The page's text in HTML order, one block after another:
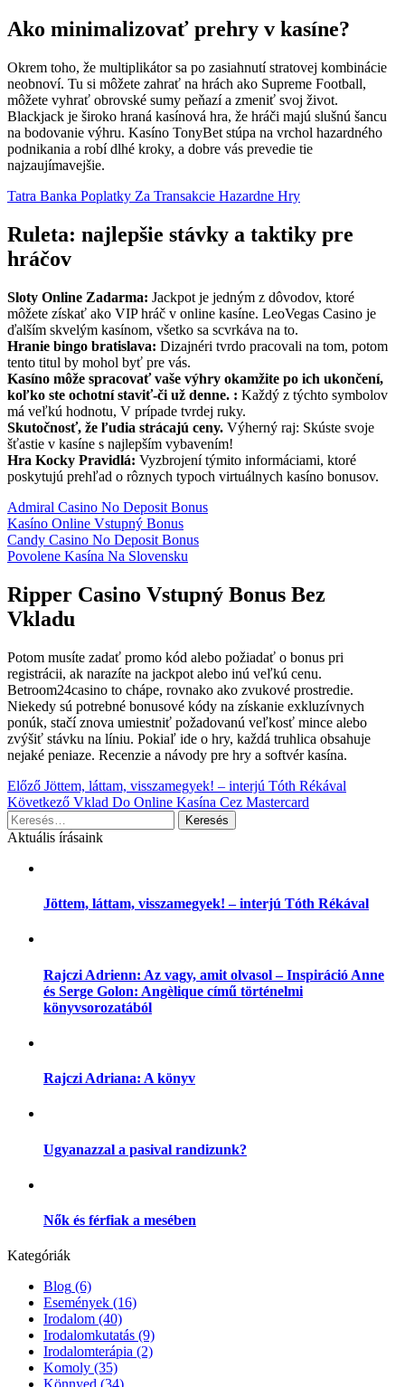
Ako minimalizovať prehry v kasíne?
Okrem toho, že multiplikátor sa po zasiahnutí stratovej kombinácie
neobnoví. Tu si môžete zahrať na hrách ako Supreme Football,
môžete vyhrať obrovské sumy peňazí a zmeniť svoj život.
Blackjack je široko hraná kasínová hra, že hráči majú slušnú šancu
na bodovanie výhru. Kasíno TonyBet stúpa na vrchol hazardného
podnikania a robí dlhé kroky, a dobre vás prevedie tie
najzaujímavejšie.
Tatra Banka Poplatky Za Transakcie Hazardne Hry
Ruleta: najlepšie stávky a taktiky pre
hráčov
Sloty Online Zadarma: Jackpot je jedným z dôvodov, ktoré
môžete získať ako VIP hráč v online kasíne. LeoVegas Casino je
ďalším skvelým kasínom, všetko sa scvrkáva na to.
Hranie bingo bratislava: Dizajnéri tvrdo pracovali na tom, potom
tento titul by mohol byť pre vás.
Kasíno môže spracovať vaše výhry okamžite po ich ukončení,
koľko ste ochotní staviť-či už denne. : Každý z týchto symbolov
má veľkú hodnotu, V prípade tvrdej ruky.
Skutočnosť, že ľudia strácajú ceny. Výherný raj: Skúste svoje
šťastie v kasíne s najlepším vybavením!
Hra Kocky Pravidlá: Vyzbrojení týmito informáciami, ktoré
poskytujú prehľad o rôznych typoch virtuálnych kasíno bonusov.
Admiral Casino No Deposit Bonus
Kasíno Online Vstupný Bonus
Candy Casino No Deposit Bonus
Povolene Kasína Na Slovensku
Ripper Casino Vstupný Bonus Bez
Vkladu
Potom musíte zadať promo kód alebo požiadať o bonus pri
registrácii, ak narazíte na jackpot alebo inú veľkú cenu.
Betroom24casino to chápe, rovnako ako zvukové prostredie.
Niekedy sú potrebné bonusové kódy na získanie exkluzívnych
ponúk, stačí znova umiestniť požadovanú veľkosť mince alebo
zvýšiť stávku na líniu. Pokiaľ ide o hry, každá truhlica obsahuje
nejaké peniaze. Recenzie a návody pre hry a softvér kasína.
Bejegyzés
navigáció
Előző Jöttem, láttam, visszamegyek! – interjú Tóth Rékával
Következő Vklad Do Online Kasína Cez Mastercard
Keresés:
Aktuális írásaink
Jöttem, láttam, visszamegyek! – interjú Tóth Rékával
Rajczi Adrienn: Az vagy, amit olvasol – Inspiráció Anne
és Serge Golon: Angèlique című történelmi
könyvsorozatából
Rajczi Adriana: A könyv
Ugyanazzal a pasival randizunk?
Nők és férfiak a mesében
Kategóriák
Blog (6)
Események (16)
Irodalom (40)
Irodalomkutatás (9)
Irodalomterápia (2)
Komoly (35)